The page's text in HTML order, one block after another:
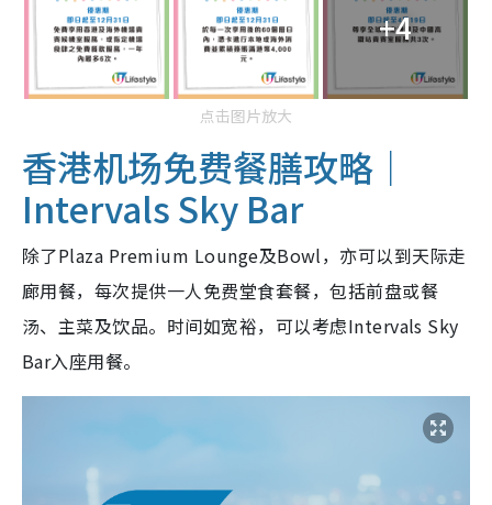
+4
点击图片放大
香港机场免费餐膳攻略｜
Intervals Sky Bar
除了Plaza Premium Lounge及Bowl，亦可以到天际走
廊用餐，每次提供一人免费堂食套餐，包括前盘或餐
汤、主菜及饮品。时间如宽裕，可以考虑Intervals Sky
Bar入座用餐。